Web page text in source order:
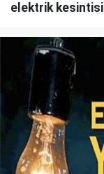
elektrik